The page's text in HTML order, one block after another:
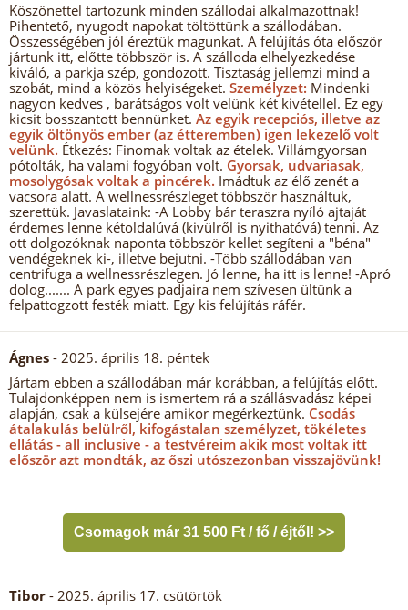
Köszönettel tartozunk minden szállodai alkalmazottnak!
Pihentető, nyugodt napokat töltöttünk a szállodában.
Összességében jól éreztük magunkat. A felújítás óta először
jártunk itt, előtte többször is. A szálloda elhelyezkedése
kiváló, a parkja szép, gondozott. Tisztaság jellemzi mind a
szobát, mind a közös helyiségeket. Személyzet: Mindenki
nagyon kedves , barátságos volt velünk két kivétellel. Ez egy
kicsit bosszantott bennünket. Az egyik recepciós, illetve az
egyik öltönyös ember (az étteremben) igen lekezelő volt
velünk. Étkezés: Finomak voltak az ételek. Villámgyorsan
pótolták, ha valami fogyóban volt. Gyorsak, udvariasak,
mosolygósak voltak a pincérek. Imádtuk az élő zenét a
vacsora alatt. A wellnessrészleget többször használtuk,
szerettük. Javaslataink: -A Lobby bár teraszra nyíló ajtaját
érdemes lenne kétoldalúvá (kivülről is nyithatóvá) tenni. Az
ott dolgozóknak naponta többször kellet segíteni a "béna"
vendégeknek ki-, illetve bejutni. -Több szállodában van
centrifuga a wellnessrészlegen. Jó lenne, ha itt is lenne! -Apró
dolog....... A park egyes padjaira nem szívesen ültünk a
felpattogzott festék miatt. Egy kis felújítás ráfér.
Ágnes - 2025. április 18. péntek
Jártam ebben a szállodában már korábban, a felújítás előtt.
Tulajdonképpen nem is ismertem rá a szállásvadász képei
alapján, csak a külsejére amikor megérkeztünk. Csodás
átalakulás belülről, kifogástalan személyzet, tökéletes
ellátás - all inclusive - a testvéreim akik most voltak itt
először azt mondták, az őszi utószezonban visszajövünk!
Csomagok már 31 500 Ft / fő / éjtől! >>
Tibor - 2025. április 17. csütörtök